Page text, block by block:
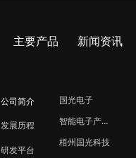
公司简介
发展历程
研发平台
国光电子
智能电子产业园
梧州国光科技
新闻资讯
主要产品